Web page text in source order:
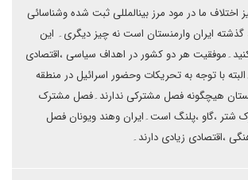
اختلاف ما در مود مرز بینالمللی ثبت شده وشناسائی
ایران وارمنستان است نه چیز دیگری۔ این
هر دو کشور در اهداف سیاسی ،اقتصادی
با توجه به تحریکات وحضور اسرائیل در منطقه
هیچگونه فصل مشترکی ندارند۔فصل مشترک
شتر ،گاو ،پلنگ است۔ایران وهند ویونان فصل
،اقتصادی زیادی دارند۔